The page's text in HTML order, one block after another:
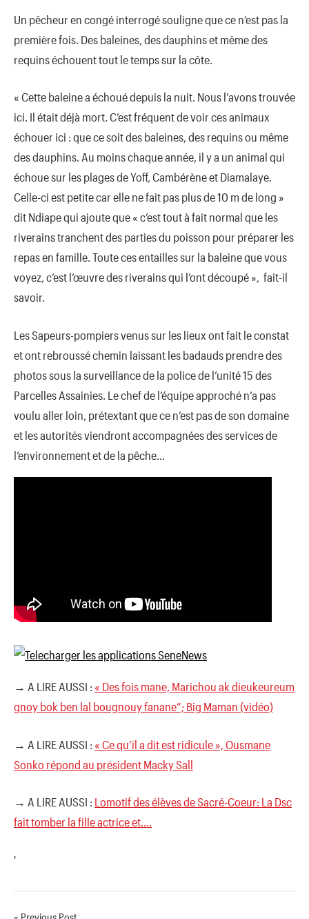
Un pêcheur en congé interrogé souligne que ce n’est pas la
première fois. Des baleines, des dauphins et même des
requins échouent tout le temps sur la côte.
« Cette baleine a échoué depuis la nuit. Nous l’avons trouvée
ici. Il était déjà mort. C’est fréquent de voir ces animaux
échouer ici : que ce soit des baleines, des requins ou même
des dauphins. Au moins chaque année, il y a un animal qui
échoue sur les plages de Yoff, Cambérène et Diamalaye.
Celle-ci est petite car elle ne fait pas plus de 10 m de long »
dit Ndiape qui ajoute que « c’est tout à fait normal que les
riverains tranchent des parties du poisson pour préparer les
repas en famille. Toute ces entailles sur la baleine que vous
voyez, c’est l’œuvre des riverains qui l’ont découpé », fait-il
savoir.
Les Sapeurs-pompiers venus sur les lieux ont fait le constat
et ont rebroussé chemin laissant les badauds prendre des
photos sous la surveillance de la police de l’unité 15 des
Parcelles Assainies. Le chef de l’équipe approché n’a pas
voulu aller loin, prétextant que ce n’est pas de son domaine
et les autorités viendront accompagnées des services de
l’environnement et de la pêche…
→ A LIRE AUSSI : « Des fois mane, Marichou ak dieukeureum
gnoy bok ben lal bougnouy fanane”; Big Maman (vidéo)
→ A LIRE AUSSI : « Ce qu’il a dit est ridicule », Ousmane
Sonko répond au président Macky Sall
→ A LIRE AUSSI : Lomotif des élèves de Sacré-Coeur: La Dsc
fait tomber la fille actrice et….
'